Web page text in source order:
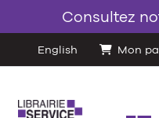
Consultez
English Mon